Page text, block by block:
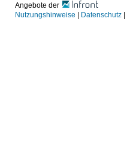
Angebote der
Nutzungshinweise | Datenschutz |